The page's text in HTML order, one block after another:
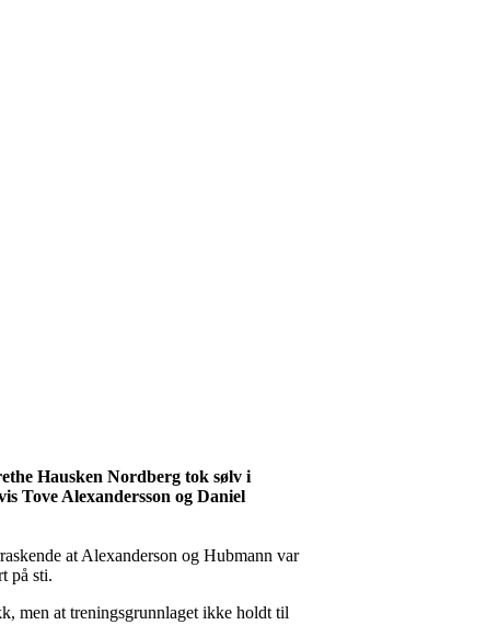
Hausken Nordberg tok sølv i
Tove Alexandersson og Daniel
at Alexanderson og Hubmann var
på sti.
men at treningsgrunnlaget ikke holdt til